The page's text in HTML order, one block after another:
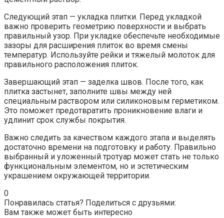
Следующий этап — укладка плитки. Перед укладкой
важно проверить геометрию поверхности и выбрать
правильный узор. При укладке обеспечьте необходимые
зазоры для расширения плиток во время смены
температур. Используйте рейки и тяжелый молоток для
правильного расположения плиток.
Завершающий этап — заделка швов. После того, как
плитка застынет, заполните швы между ней
специальным раствором или силиконовым герметиком.
Это поможет предотвратить проникновение влаги и
удлинит срок службы покрытия.
Важно следить за качеством каждого этапа и выделять
достаточно времени на подготовку и работу. Правильно
выбранный и уложенный тротуар может стать не только
функциональным элементом, но и эстетическим
украшением окружающей территории.
0
Понравилась статья? Поделиться с друзьями:
Вам также может быть интересно